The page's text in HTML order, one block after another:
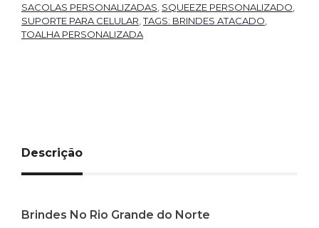
SACOLAS PERSONALIZADAS SQUEEZE PERSONALIZADO
SUPORTE PARA CELULAR ,TAGS: BRINDES ATACADO
TOALHA PERSONALIZADA
Descrição
Brindes No Rio Grande do Norte